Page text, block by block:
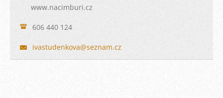
www.nacimburi.cz
606 440 124
ivastudenkova@seznam.cz